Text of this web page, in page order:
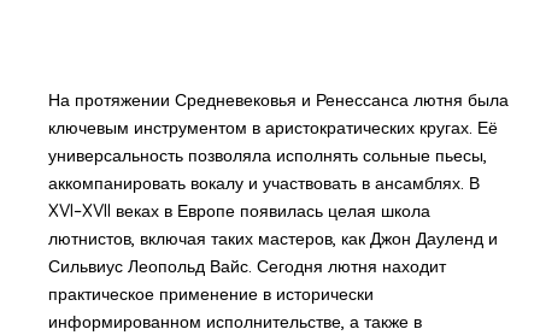
На протяжении Средневековья и Ренессанса лютня была
ключевым инструментом в аристократических кругах. Её
универсальность позволяла исполнять сольные пьесы,
аккомпанировать вокалу и участвовать в ансамблях. В
XVI–XVII веках в Европе появилась целая школа
лютнистов, включая таких мастеров, как Джон Дауленд и
Сильвиус Леопольд Вайс. Сегодня лютня находит
практическое применение в исторически
информированном исполнительстве, а также в